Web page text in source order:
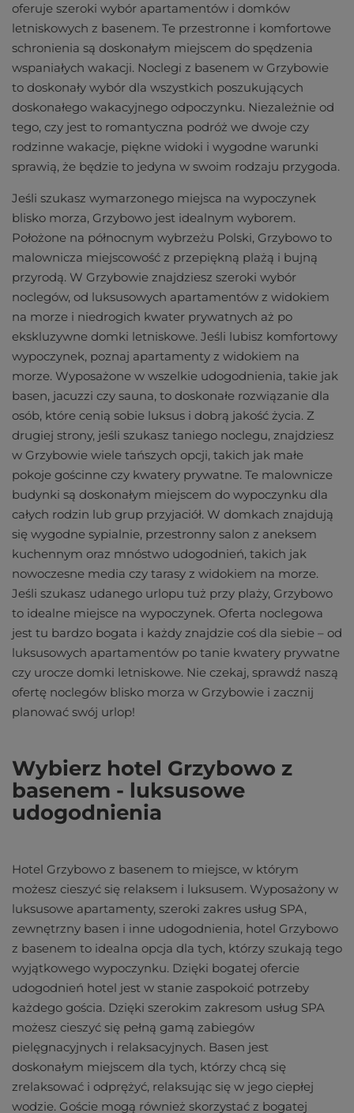
oferuje szeroki wybór apartamentów i domków
letniskowych z basenem. Te przestronne i komfortowe
schronienia są doskonałym miejscem do spędzenia
wspaniałych wakacji. Noclegi z basenem w Grzybowie
to doskonały wybór dla wszystkich poszukujących
doskonałego wakacyjnego odpoczynku. Niezależnie od
tego, czy jest to romantyczna podróż we dwoje czy
rodzinne wakacje, piękne widoki i wygodne warunki
sprawią, że będzie to jedyna w swoim rodzaju przygoda.
Jeśli szukasz wymarzonego miejsca na wypoczynek
blisko morza, Grzybowo jest idealnym wyborem.
Położone na północnym wybrzeżu Polski, Grzybowo to
malownicza miejscowość z przepiękną plażą i bujną
przyrodą. W Grzybowie znajdziesz szeroki wybór
noclegów, od luksusowych apartamentów z widokiem
na morze i niedrogich kwater prywatnych aż po
ekskluzywne domki letniskowe. Jeśli lubisz komfortowy
wypoczynek, poznaj apartamenty z widokiem na
morze. Wyposażone w wszelkie udogodnienia, takie jak
basen, jacuzzi czy sauna, to doskonałe rozwiązanie dla
osób, które cenią sobie luksus i dobrą jakość życia. Z
drugiej strony, jeśli szukasz taniego noclegu, znajdziesz
w Grzybowie wiele tańszych opcji, takich jak małe
pokoje gościnne czy kwatery prywatne. Te malownicze
budynki są doskonałym miejscem do wypoczynku dla
całych rodzin lub grup przyjaciół. W domkach znajdują
się wygodne sypialnie, przestronny salon z aneksem
kuchennym oraz mnóstwo udogodnień, takich jak
nowoczesne media czy tarasy z widokiem na morze.
Jeśli szukasz udanego urlopu tuż przy plaży, Grzybowo
to idealne miejsce na wypoczynek. Oferta noclegowa
jest tu bardzo bogata i każdy znajdzie coś dla siebie – od
luksusowych apartamentów po tanie kwatery prywatne
czy urocze domki letniskowe. Nie czekaj, sprawdź naszą
ofertę noclegów blisko morza w Grzybowie i zacznij
planować swój urlop!
Wybierz hotel Grzybowo z
basenem - luksusowe
udogodnienia
Hotel Grzybowo z basenem to miejsce, w którym
możesz cieszyć się relaksem i luksusem. Wyposażony w
luksusowe apartamenty, szeroki zakres usług SPA,
zewnętrzny basen i inne udogodnienia, hotel Grzybowo
z basenem to idealna opcja dla tych, którzy szukają tego
wyjątkowego wypoczynku. Dzięki bogatej ofercie
udogodnień hotel jest w stanie zaspokoić potrzeby
każdego gościa. Dzięki szerokim zakresom usług SPA
możesz cieszyć się pełną gamą zabiegów
pielęgnacyjnych i relaksacyjnych. Basen jest
doskonałym miejscem dla tych, którzy chcą się
zrelaksować i odprężyć, relaksując się w jego ciepłej
wodzie. Goście mogą również skorzystać z bogatej